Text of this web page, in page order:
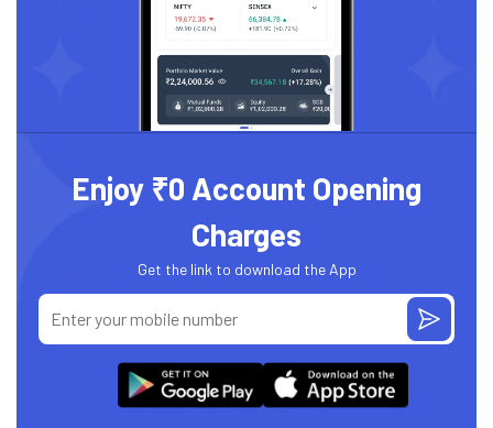
Enjoy ₹0 Account Opening
Charges
Get the link to download the App